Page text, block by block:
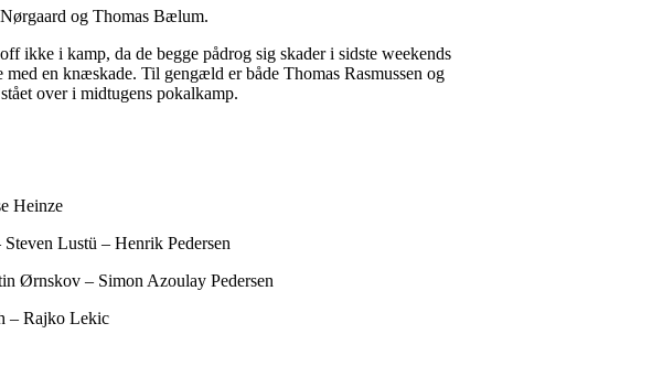
og Thomas Bælum.
i kamp, da de begge pådrog sig skader i sidste weekends
en knæskade. Til gengæld er både Thomas Rasmussen og
over i midtugens pokalkamp.
Heinze
Lustü – Henrik Pedersen
Ørnskov – Simon Azoulay Pedersen
– Rajko Lekic